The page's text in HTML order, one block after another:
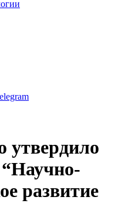
утвердило
развитие